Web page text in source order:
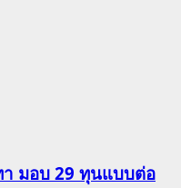
มอบ 29 ทุนแบบต่อ